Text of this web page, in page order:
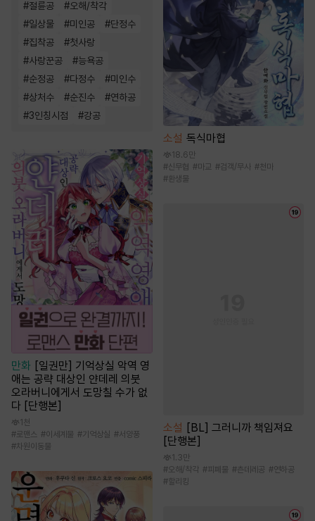
#절륜공 #오해/착각
#일상물 #미인공 #단정수
#집착공 #첫사랑
#사랑꾼공 #능욕공
#순정공 #다정수 #미인수
#상처수 #순진수 #연하공
#3인칭시점 #강공
만화 [일권만] 기억상실 악역 영
애는 공략 대상인 얀데레 의붓
오라버니에게서 도망칠 수가 없
다 [단행본]
1천
#로맨스 #이세계물 #기억상실 #서양풍
#차원이동물
소설 독식마협
18.6만
#신무협 #마교 #검객/무사 #천마
#환생물
소설
[BL] 그러니까 책임져요
[단행본]
1.3만
#오해/착각 #피폐물 #츤데레공 #연하공
#할리킹